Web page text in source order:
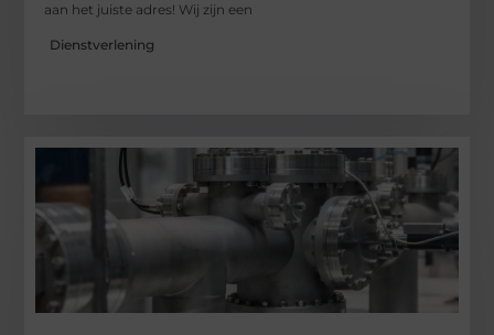
aan het juiste adres! Wij zijn een
Dienstverlening